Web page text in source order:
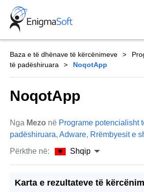
Skip
content
Baza e të dhënave të kërcënimeve
të padëshiruara
NoqotApp
NoqotApp
Nga Mezo në Programe potencialisht
padëshiruara, Adware, Rrëmbyesit e
Përkthe në:
Shqip
Karta e rezultateve të